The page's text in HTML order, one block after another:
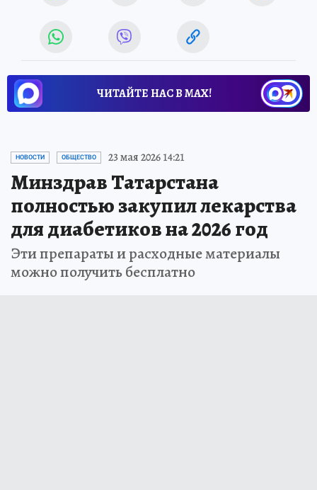
ЧИТАЙТЕ НАС В МАХ!
НОВОСТИ ОБЩЕСТВО 23 мая 2026 14:21
Минздрав Татарстана
полностью закупил лекарства
для диабетиков на 2026 год
Эти препараты и расходные материалы
можно получить бесплатно